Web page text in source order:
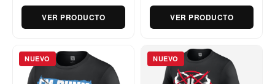
VER PRODUCTO VER PRODUCTO
NUEVO NUEVO